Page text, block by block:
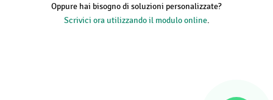
Oppure hai bisogno di soluzioni personalizzate?
Scrivici ora utilizzando il modulo online.